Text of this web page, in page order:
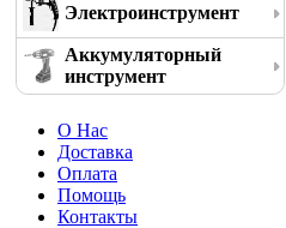
Электроинструмент
Аккумуляторный
инструмент
О Нас
Доставка
Оплата
Помощь
Контакты